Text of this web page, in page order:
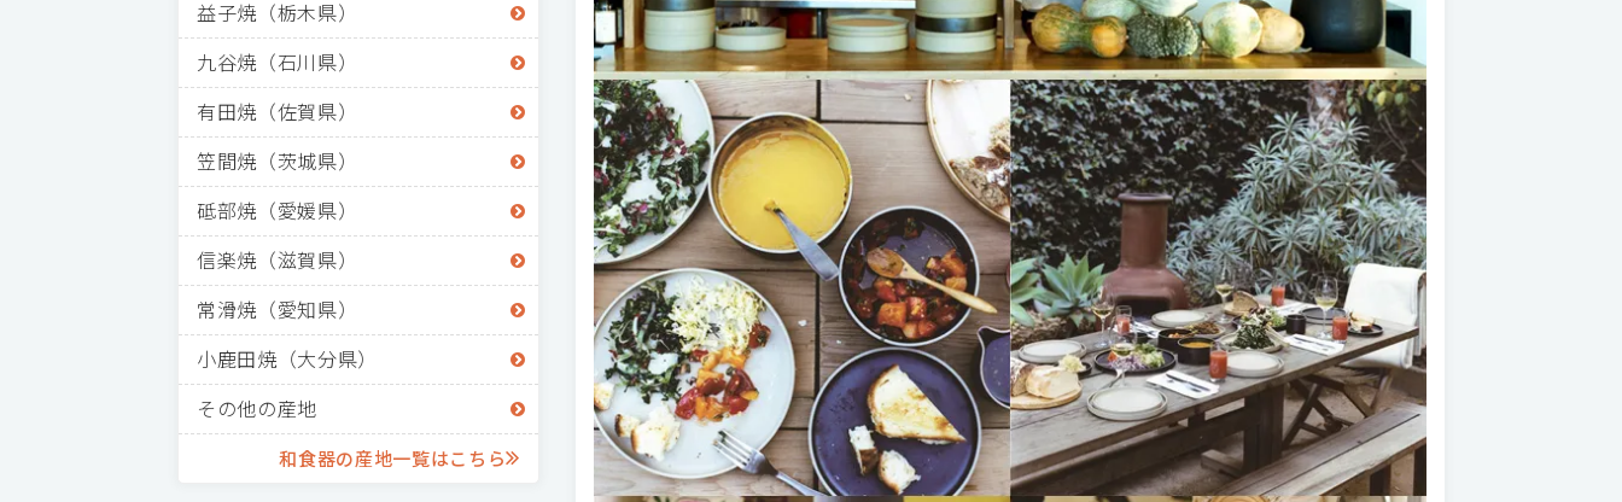
益子焼（栃木県）
九谷焼（石川県）
有田焼（佐賀県）
笠間焼（茨城県）
砥部焼（愛媛県）
信楽焼（滋賀県）
常滑焼（愛知県）
小鹿田焼（大分県）
その他の産地
和食器の産地一覧はこちら